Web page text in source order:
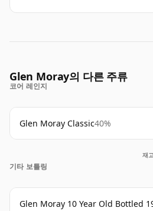
Glen Moray의 다른 주류
코어 레인지
Glen Moray Classic40%
재
기타 보틀링
Glen Moray 10 Year Old Bottled